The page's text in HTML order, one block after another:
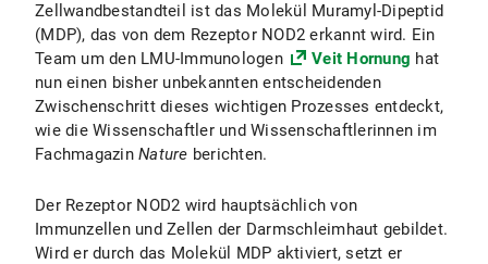
Zellwandbestandteil ist das Molekül Muramyl-Dipeptid
(MDP), das von dem Rezeptor NOD2 erkannt wird. Ein
Team um den LMU-Immunologen
Veit Hornung hat
nun einen bisher unbekannten entscheidenden
Zwischenschritt dieses wichtigen Prozesses entdeckt,
wie die Wissenschaftler und Wissenschaftlerinnen im
Fachmagazin Nature berichten.
Der Rezeptor NOD2 wird hauptsächlich von
Immunzellen und Zellen der Darmschleimhaut gebildet.
Wird er durch das Molekül MDP aktiviert, setzt er